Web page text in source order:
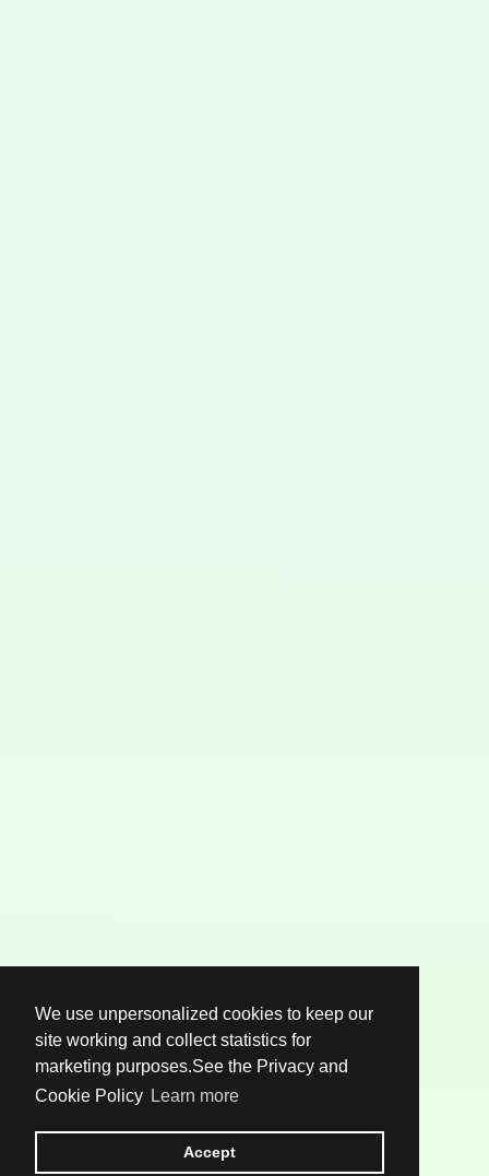
We use unpersonalized cookies to keep our
site working and collect statistics for
marketing purposes.See the Privacy and
Cookie Policy Learn more
Accept